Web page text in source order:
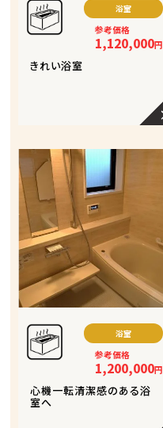
浴室
参考価格
1,120,000円
きれい浴室
浴室
参考価格
1,200,000円
心機一転清潔感のある浴
室へ